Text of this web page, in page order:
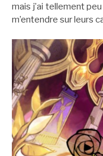
mais j’ai tellement
m’entendre sur leurs